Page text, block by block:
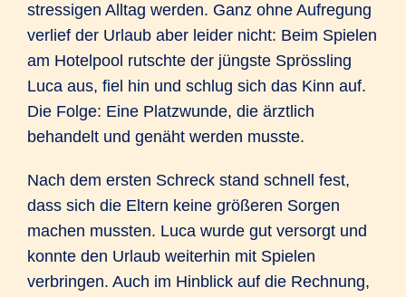
stressigen Alltag werden. Ganz ohne Aufregung
verlief der Urlaub aber leider nicht: Beim Spielen
am Hotel­pool rutschte der jüngste Spröss­ling
Luca aus, fiel hin und schlug sich das Kinn auf.
Die Folge: Eine Platz­wunde, die ärztlich
behandelt und genäht werden musste.
Nach dem ersten Schreck stand schnell fest,
dass sich die Eltern keine größeren Sorgen
machen mussten. Luca wurde gut versorgt und
konnte den Urlaub weiterhin mit Spielen
verbringen. Auch im Hinblick auf die Rechnung,